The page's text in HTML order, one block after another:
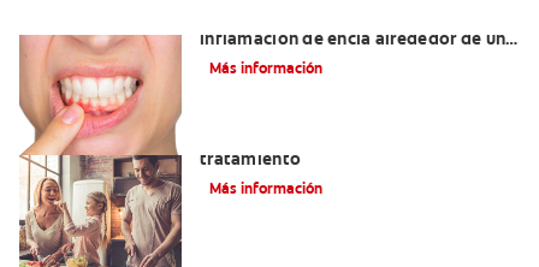
inflamación de encía alrededor de un
diente?
Más información
tratamiento
Más información